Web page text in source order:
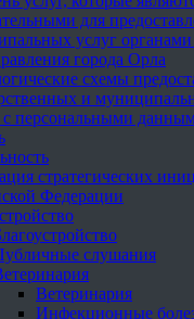
для
услуг органами
города Орла
схемы
и
с персональными
стратегических
Федерации
слушания
Ветеринария
Инфекционные